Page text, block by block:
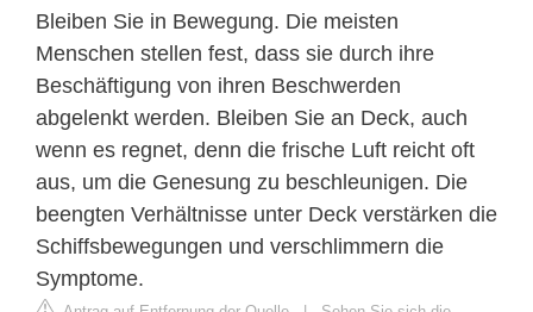
Bleiben Sie in Bewegung. Die meisten
Menschen stellen fest, dass sie durch ihre
Beschäftigung von ihren Beschwerden
abgelenkt werden. Bleiben Sie an Deck, auch
wenn es regnet, denn die frische Luft reicht oft
aus, um die Genesung zu beschleunigen. Die
beengten Verhältnisse unter Deck verstärken die
Schiffsbewegungen und verschlimmern die
Symptome.